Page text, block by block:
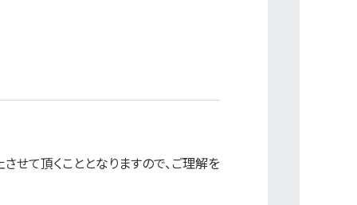
て頂くこととなりますので、ご理解を